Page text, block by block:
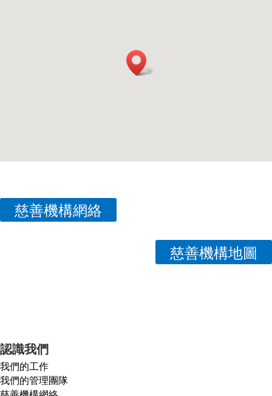
慈善機構網絡
慈善機構地圖
認識我們
我們的工作
我們的管理團隊